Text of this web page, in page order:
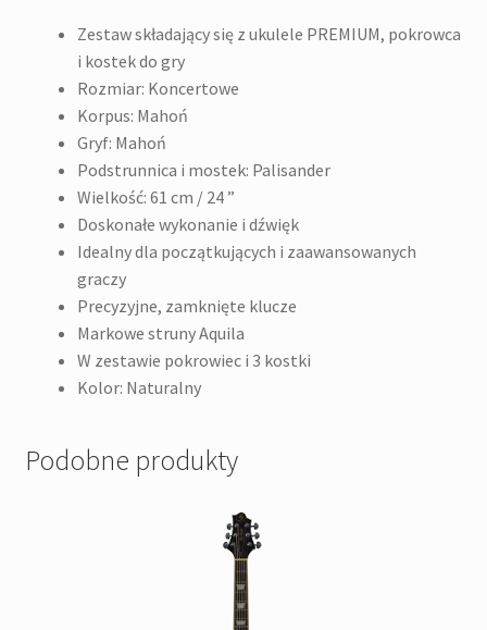
Zestaw składający się z ukulele PREMIUM, pokrowca
i kostek do gry
Rozmiar: Koncertowe
Korpus: Mahoń
Gryf: Mahoń
Podstrunnica i mostek: Palisander
Wielkość: 61 cm / 24 ”
Doskonałe wykonanie i dźwięk
Idealny dla początkujących i zaawansowanych
graczy
Precyzyjne, zamknięte klucze
Markowe struny Aquila
W zestawie pokrowiec i 3 kostki
Kolor: Naturalny
Podobne produkty